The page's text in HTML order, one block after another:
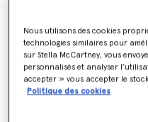
Couleur Noir
sélectionné
Nous utilisons des cookies
technologies similaires pour
sur Stella McCartney, vous
personnalisés et analyser
accepter » vous accepter le
Politique des cookies